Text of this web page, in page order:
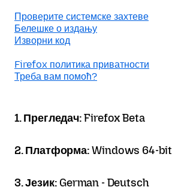
Проверите системске захтеве
Белешке о издању
Изворни код
Firefox политика приватности
Треба вам помоћ?
1. Прегледач:Firefox Beta
2. Платформа:Windows 64-bit
3. Језик: German - Deutsch